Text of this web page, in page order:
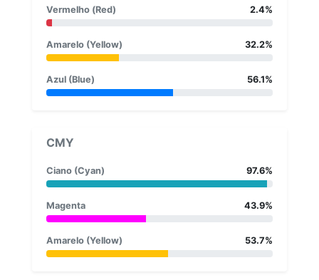
Vermelho (Red) 2.4%
Amarelo (Yellow) 32.2%
Azul (Blue) 56.1%
CMY
Ciano (Cyan) 97.6%
Magenta 43.9%
Amarelo (Yellow) 53.7%